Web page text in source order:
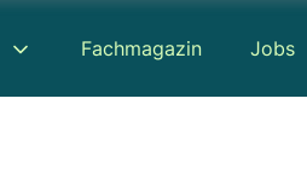
Fachmagazin Jobs